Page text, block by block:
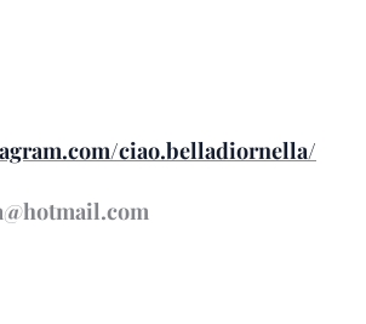
ciao.belladiornella/